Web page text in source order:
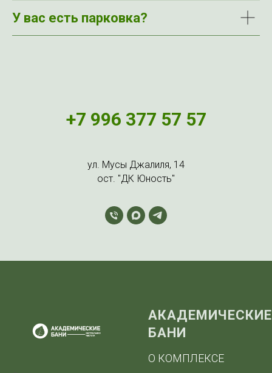
У вас есть парковка?
+7 996 377 57 57
ул. Мусы Джалиля, 14
ост. "ДК Юность"
АКАДЕМИЧЕСКИЕ
БАНИ
О КОМПЛЕКСЕ